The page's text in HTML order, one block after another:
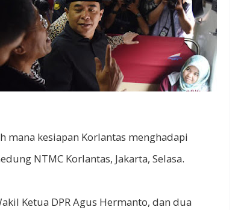
mana kesiapan Korlantas menghadapi
NTMC Korlantas, Jakarta, Selasa.
Ketua DPR Agus Hermanto, dan dua